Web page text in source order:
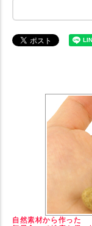
自然素材から作った